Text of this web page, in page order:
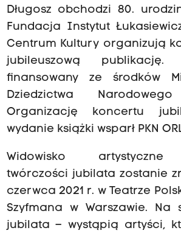
Długosz obchodzi 80.
Fundacja Instytut
Centrum Kultury organizują
jubileuszową
finansowany ze środków
Dziedzictwa
Organizację koncertu
wydanie książki wsparł PKN
Widowisko artystyczne
twórczości jubilata zostanie
czerwca 2021 r. w Teatrze
Szyfmana w Warszawie.
jubilata – wystąpią artyści,